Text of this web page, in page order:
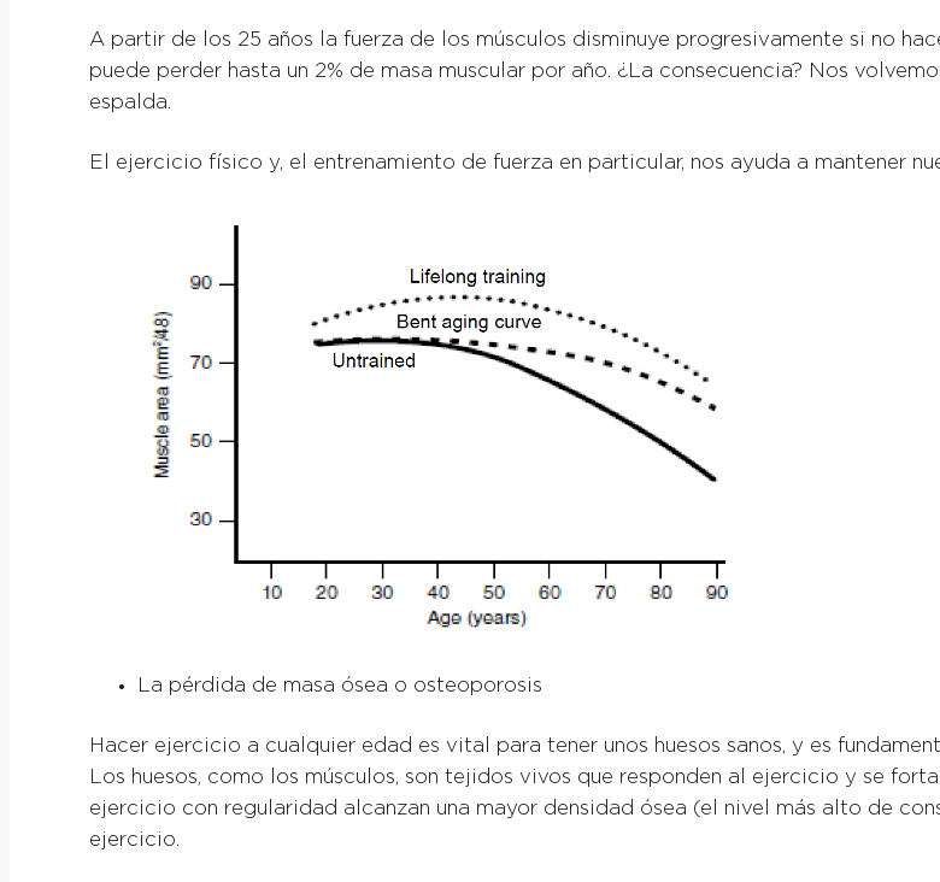
A partir de los 25 años la fuerza de los músculos disminuye progresivamente si no
puede perder hasta un 2% de masa muscular por año. ¿La consecuencia? Nos
espalda.
El ejercicio físico y, el entrenamiento de fuerza en particular, nos ayuda a mantener
La pérdida de masa ósea o osteoporosis
Hacer ejercicio a cualquier edad es vital para tener unos huesos sanos, y es
Los huesos, como los músculos, son tejidos vivos que responden al ejercicio y se
ejercicio con regularidad alcanzan una mayor densidad ósea (el nivel más alto de
ejercicio.